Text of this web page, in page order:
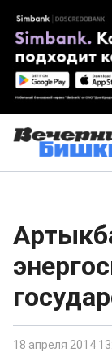
18 апреля 2014